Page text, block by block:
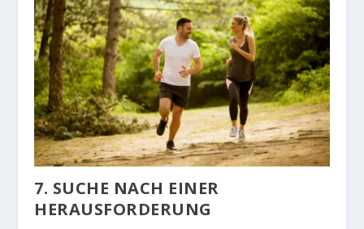
7. SUCHE NACH EINER
HERAUSFORDERUNG